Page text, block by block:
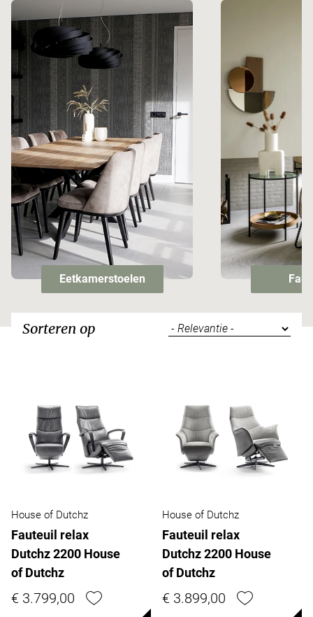
Eetkamerstoelen
Sorteren op
House of Dutchz
Fauteuil relax
Dutchz 2200 House
of Dutchz
€ 3.799,00
House of Dutchz
Fauteuil relax
Dutchz 2200 House
of Dutchz
€ 3.899,00